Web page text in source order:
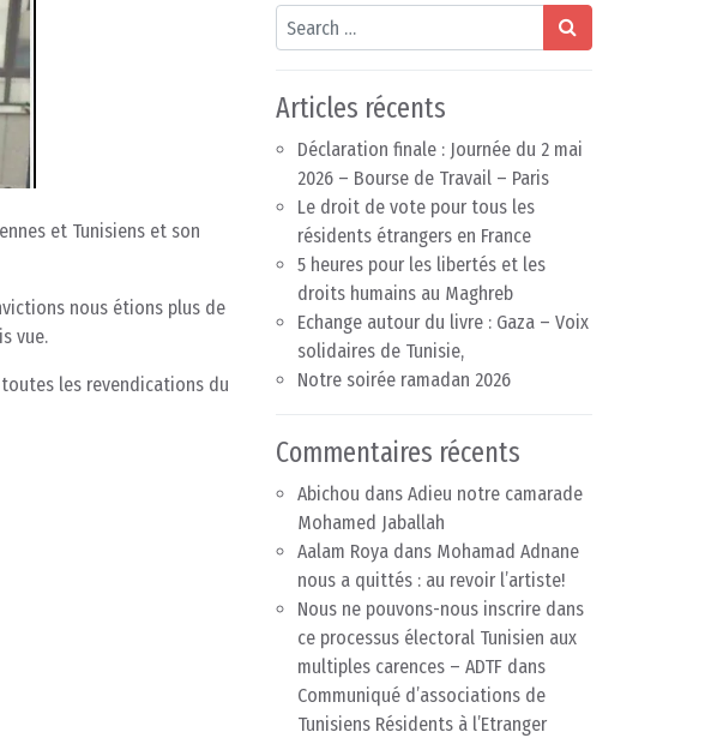
et Tunisiens et son
nous étions plus de
vue.
les revendications du
Search
Articles récents
Déclaration finale : Journée du 2 mai
2026 – Bourse de Travail – Paris
Le droit de vote pour tous les
résidents étrangers en France
5 heures pour les libertés et les
droits humains au Maghreb
Echange autour du livre : Gaza – Voix
solidaires de Tunisie,
Notre soirée ramadan 2026
Commentaires récents
Abichou dans Adieu notre camarade
Mohamed Jaballah
Aalam Roya dans Mohamad Adnane
nous a quittés : au revoir l’artiste!
Nous ne pouvons-nous inscrire dans
ce processus électoral Tunisien aux
multiples carences – ADTF dans
Communiqué d’associations de
Tunisiens Résidents à l’Etranger